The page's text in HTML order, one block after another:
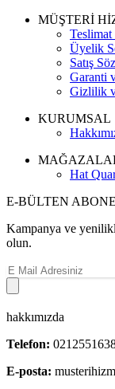
MÜŞTERİ
Teslimat
Üyelik
Satış
Garanti
Gizlilik
KURUMSAL
Hat
E-BÜLTEN
Kampanya ve
olun.
hakkımızda
Telefon:
E-posta: